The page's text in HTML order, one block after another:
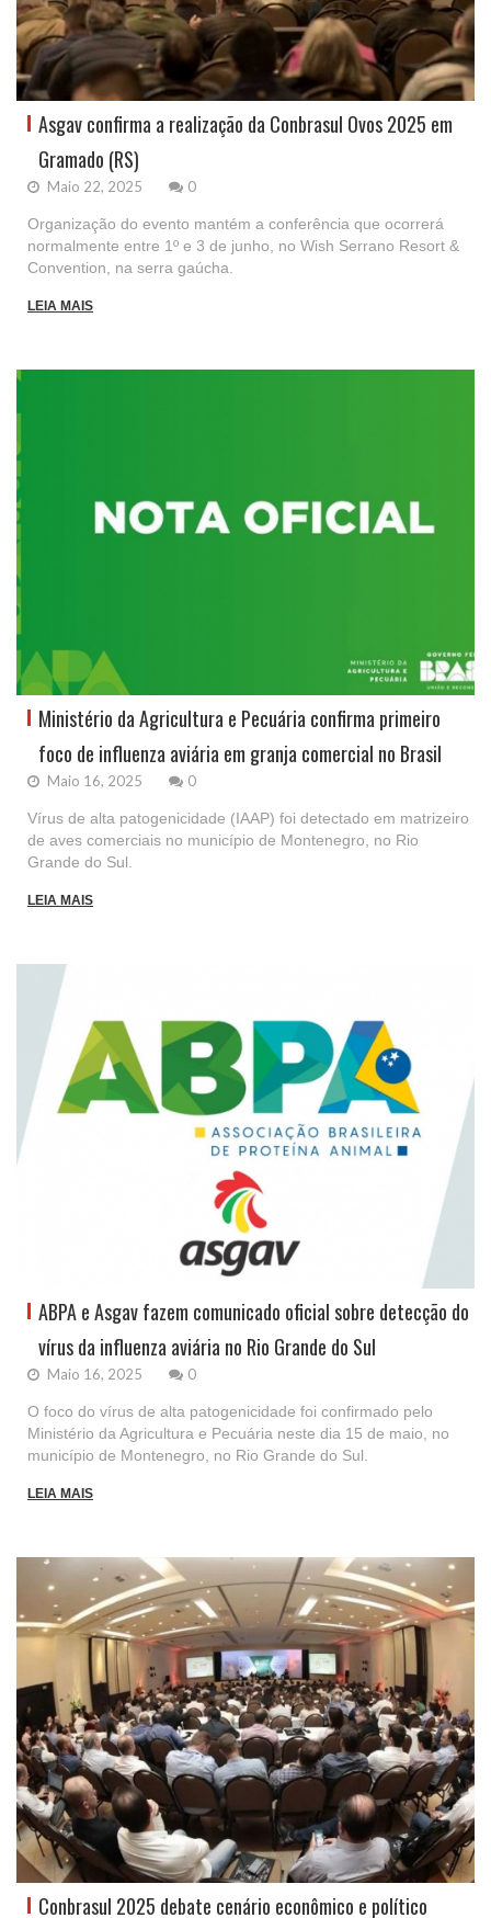
Asgav confirma a realização da Conbrasul Ovos 2025 em
Gramado (RS)
Maio 22, 2025 0
Organização do evento mantém a conferência que ocorrerá
normalmente entre 1º e 3 de junho, no Wish Serrano Resort &
Convention, na serra gaúcha.
LEIA MAIS
Ministério da Agricultura e Pecuária confirma primeiro
foco de influenza aviária em granja comercial no Brasil
Maio 16, 2025 0
Vírus de alta patogenicidade (IAAP) foi detectado em matrizeiro
de aves comerciais no município de Montenegro, no Rio
Grande do Sul.
LEIA MAIS
ABPA e Asgav fazem comunicado oficial sobre detecção do
vírus da influenza aviária no Rio Grande do Sul
Maio 16, 2025 0
O foco do vírus de alta patogenicidade foi confirmado pelo
Ministério da Agricultura e Pecuária neste dia 15 de maio, no
município de Montenegro, no Rio Grande do Sul.
LEIA MAIS
Conbrasul 2025 debate cenário econômico e político